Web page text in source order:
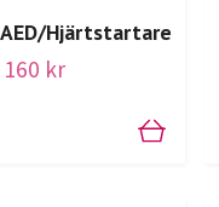
Hjärtstartare
160 kr